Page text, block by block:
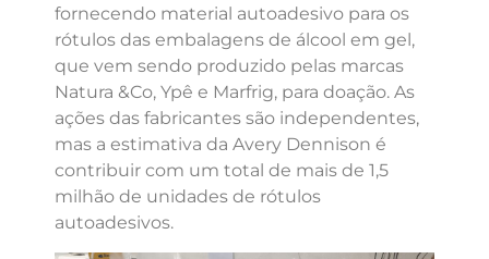
fornecendo material autoadesivo para os
rótulos das embalagens de álcool em gel,
que vem sendo produzido pelas marcas
Natura &Co, Ypê e Marfrig, para doação. As
ações das fabricantes são independentes,
mas a estimativa da Avery Dennison é
contribuir com um total de mais de 1,5
milhão de unidades de rótulos
autoadesivos.